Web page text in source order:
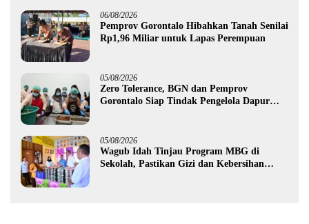
06/08/2026
Pemprov Gorontalo Hibahkan Tanah Senilai
Rp1,96 Miliar untuk Lapas Perempuan
05/08/2026
Zero Tolerance, BGN dan Pemprov
Gorontalo Siap Tindak Pengelola Dapur
05/08/2026
Wagub Idah Tinjau Program MBG di
Sekolah, Pastikan Gizi dan Kebersihan